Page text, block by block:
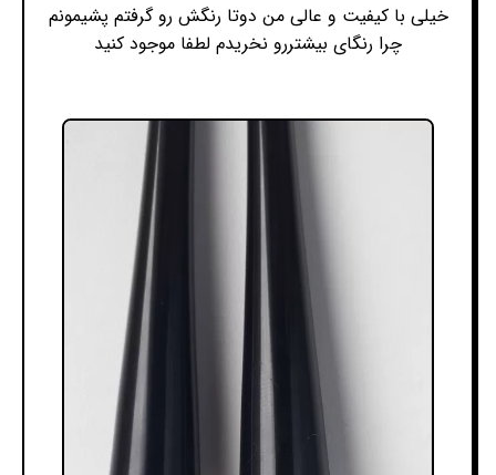
خیلی با کیفیت و عالی من دوتا رنگش رو گرفتم پشیمونم
چرا رنگای بیشتررو نخریدم لطفا موجود کنید